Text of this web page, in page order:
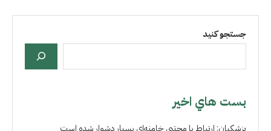
جستجو کنید
بست هاي اخير
پزشکیان: ارتباط با مجتبی خامنه‌ای بسیار دشوار شده است